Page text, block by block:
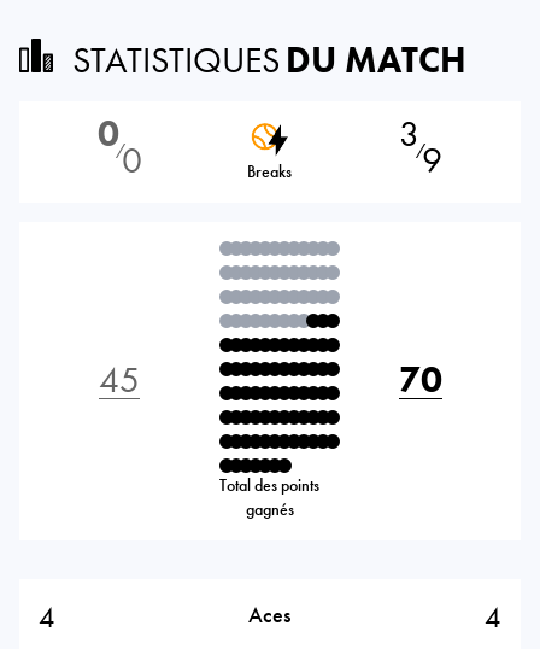
STATISTIQUES DU MATCH
0⁄0 Breaks
3⁄9
45
Total des points
gagnés
70
4 Aces 4